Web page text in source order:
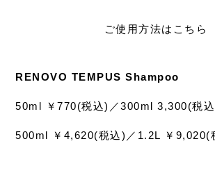
ご使用方法はこちら
RENOVO TEMPUS Shampoo
50ml ￥770(税込)／300ml 3,300(税
500ml ￥4,620(税込)／1.2L ￥9,020(